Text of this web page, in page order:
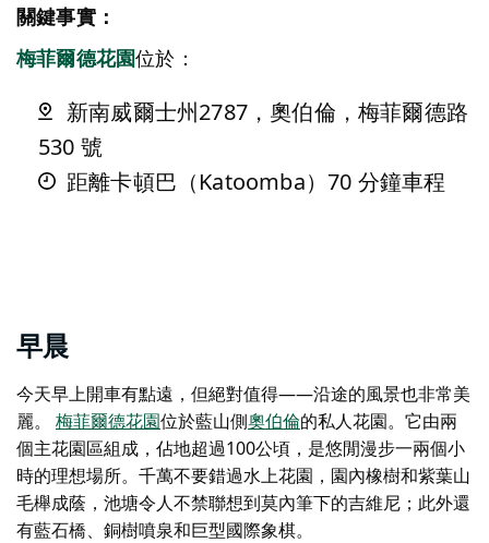
關鍵事實：
梅菲爾德花園位於：
新南威爾士州2787，奧伯倫，梅菲爾德路
530 號
距離卡頓巴（Katoomba）70 分鐘車程
早晨
今天早上開車有點遠，但絕對值得——沿途的風景也非常美
麗。 梅菲爾德花園位於藍山側奧伯倫的私人花園。它由兩
個主花園區組成，佔地超過100公頃，是悠閒漫步一兩個小
時的理想場所。千萬不要錯過水上花園，園內橡樹和紫葉山
毛櫸成蔭，池塘令人不禁聯想到莫內筆下的吉維尼；此外還
有藍石橋、銅樹噴泉和巨型國際象棋。